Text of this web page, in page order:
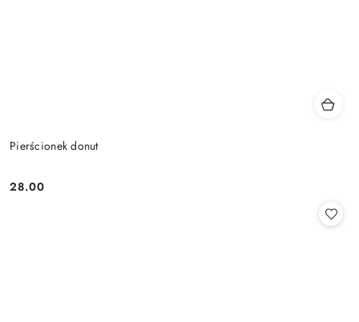
Pierścionek donut
Cena:
28.00